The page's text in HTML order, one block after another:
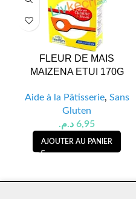
FLEUR DE MAIS
MAIZENA ETUI 170G
Aide à la Pâtisserie, Sans
Gluten
6,95 د.م.
AJOUTER AU PANIER